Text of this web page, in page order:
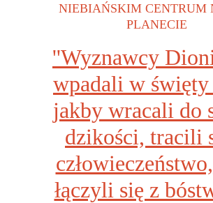
NIEBIAŃSKIM CENTRUM
PLANECIE
''Wyznawcy
wpadali w święty
jakby wracali do
dzikości, tracili
łączyli się z